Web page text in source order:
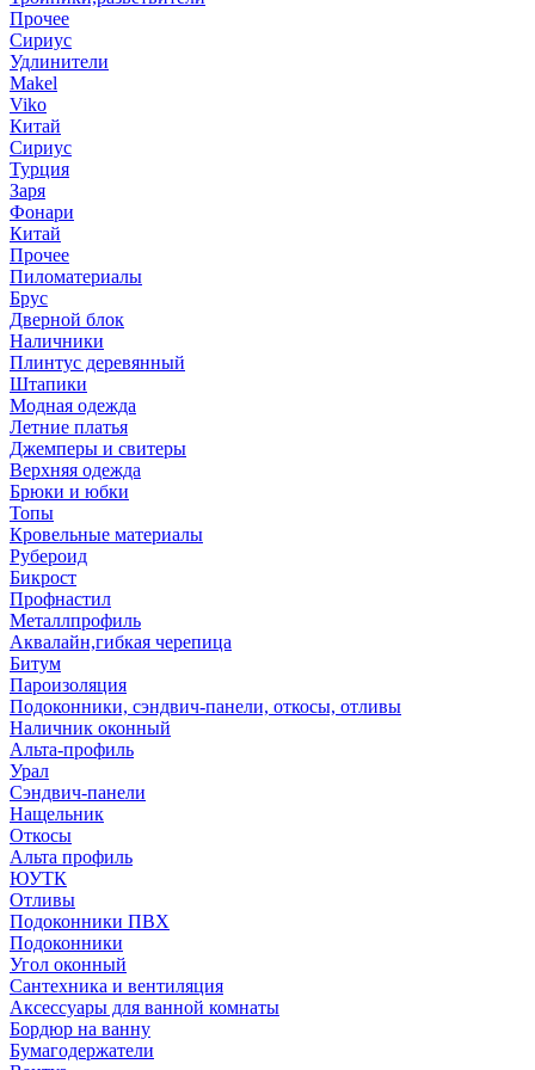
Прочее
Сириус
Удлинители
Makel
Viko
Китай
Сириус
Турция
Заря
Фонари
Китай
Прочее
Пиломатериалы
Брус
Дверной блок
Наличники
Плинтус деревянный
Штапики
Модная одежда
Летние платья
Джемперы и свитеры
Верхняя одежда
Брюки и юбки
Топы
Кровельные материалы
Рубероид
Бикрост
Профнастил
Металлпрофиль
Аквалайн,гибкая черепица
Битум
Пароизоляция
Подоконники, сэндвич-панели, откосы, отливы
Наличник оконный
Альта-профиль
Урал
Сэндвич-панели
Нащельник
Откосы
Альта профиль
ЮУТК
Отливы
Подоконники ПВХ
Подоконники
Угол оконный
Сантехника и вентиляция
Аксессуары для ванной комнаты
Бордюр на ванну
Бумагодержатели